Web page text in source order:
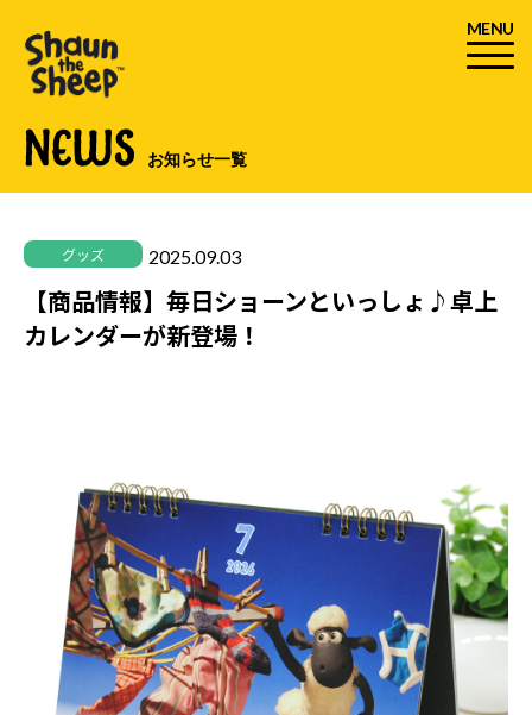
MENU
NEWS お知らせ一覧
グッズ 2025.09.03
【商品情報】毎日ショーンといっしょ♪卓上
カレンダーが新登場！